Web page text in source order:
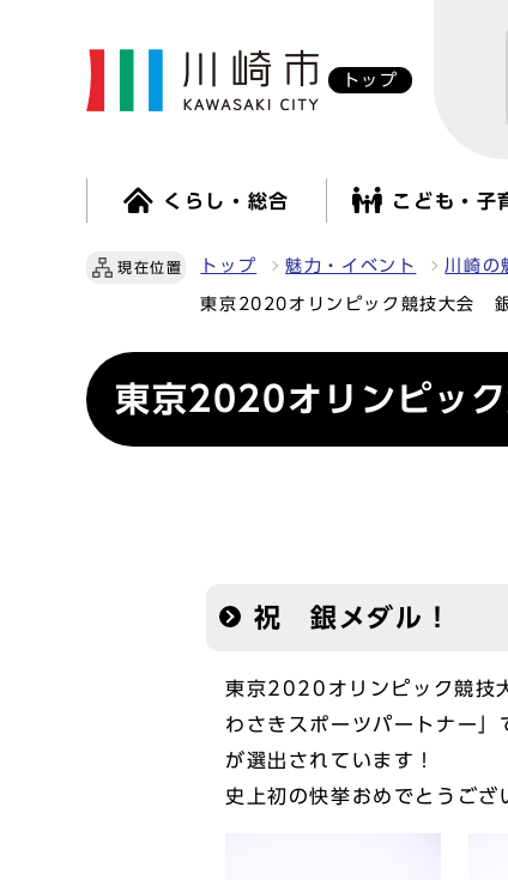
トップ
くらし・総合 こども・子
現在位置 トップ 魅力・イベント 川崎の
東京2020オリンピック競技大会 銀
東京2020オリンピッ
祝 銀メダル！
東京2020オリンピック競技
わさきスポーツパートナー
が選出されています！
史上初の快挙おめでとうござ